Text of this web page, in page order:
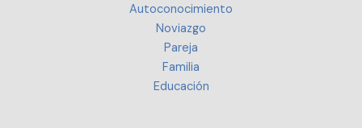
Autoconocimiento
Noviazgo
Pareja
Familia
Educación